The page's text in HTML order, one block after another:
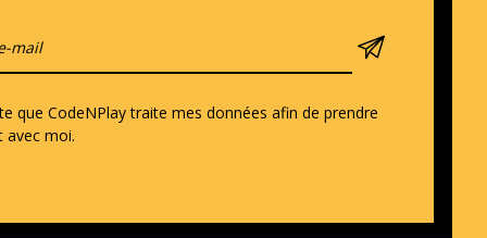
que CodeNPlay traite mes données afin de prendre
avec moi.